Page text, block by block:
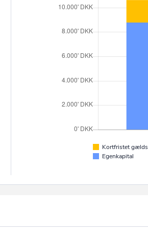
Kortfristet
Egenkapital